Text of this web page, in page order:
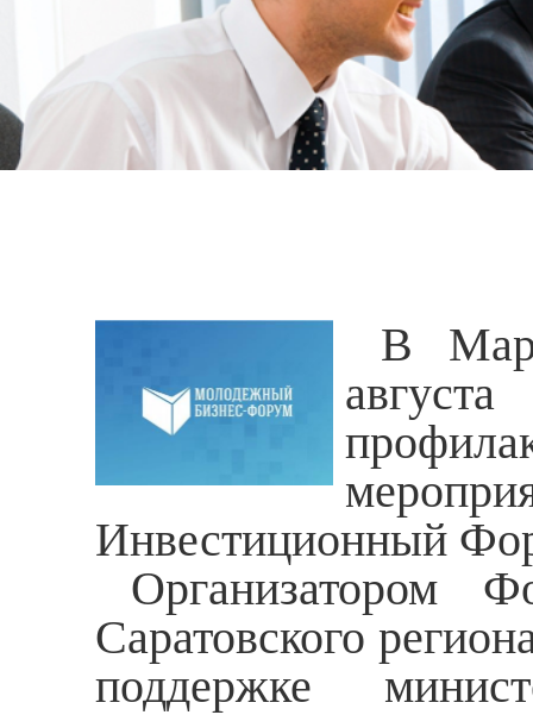
В
Инвестиционный
Организатором
Саратовского
поддержке